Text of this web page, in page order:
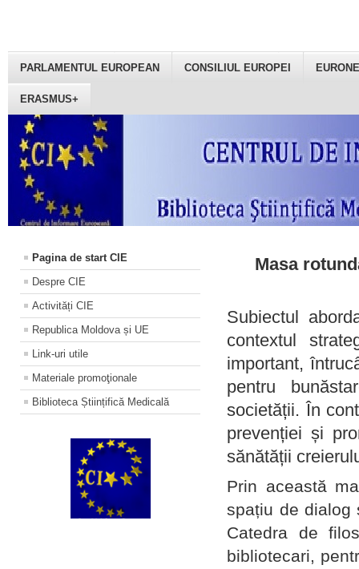
PARLAMENTUL EUROPEAN CONSILIUL EUROPEI
ERASMUS+
Pagina de start CIE
Despre CIE
Activități CIE
Republica Moldova și UE
Link-uri utile
Materiale promoţionale
Biblioteca Științifică Medicală
Masa
Subiectul
contextul
important,
pentru
societății. În
prevenției și
sănătății
Prin această
spațiu de dialog
Catedra de
bibliotecari,